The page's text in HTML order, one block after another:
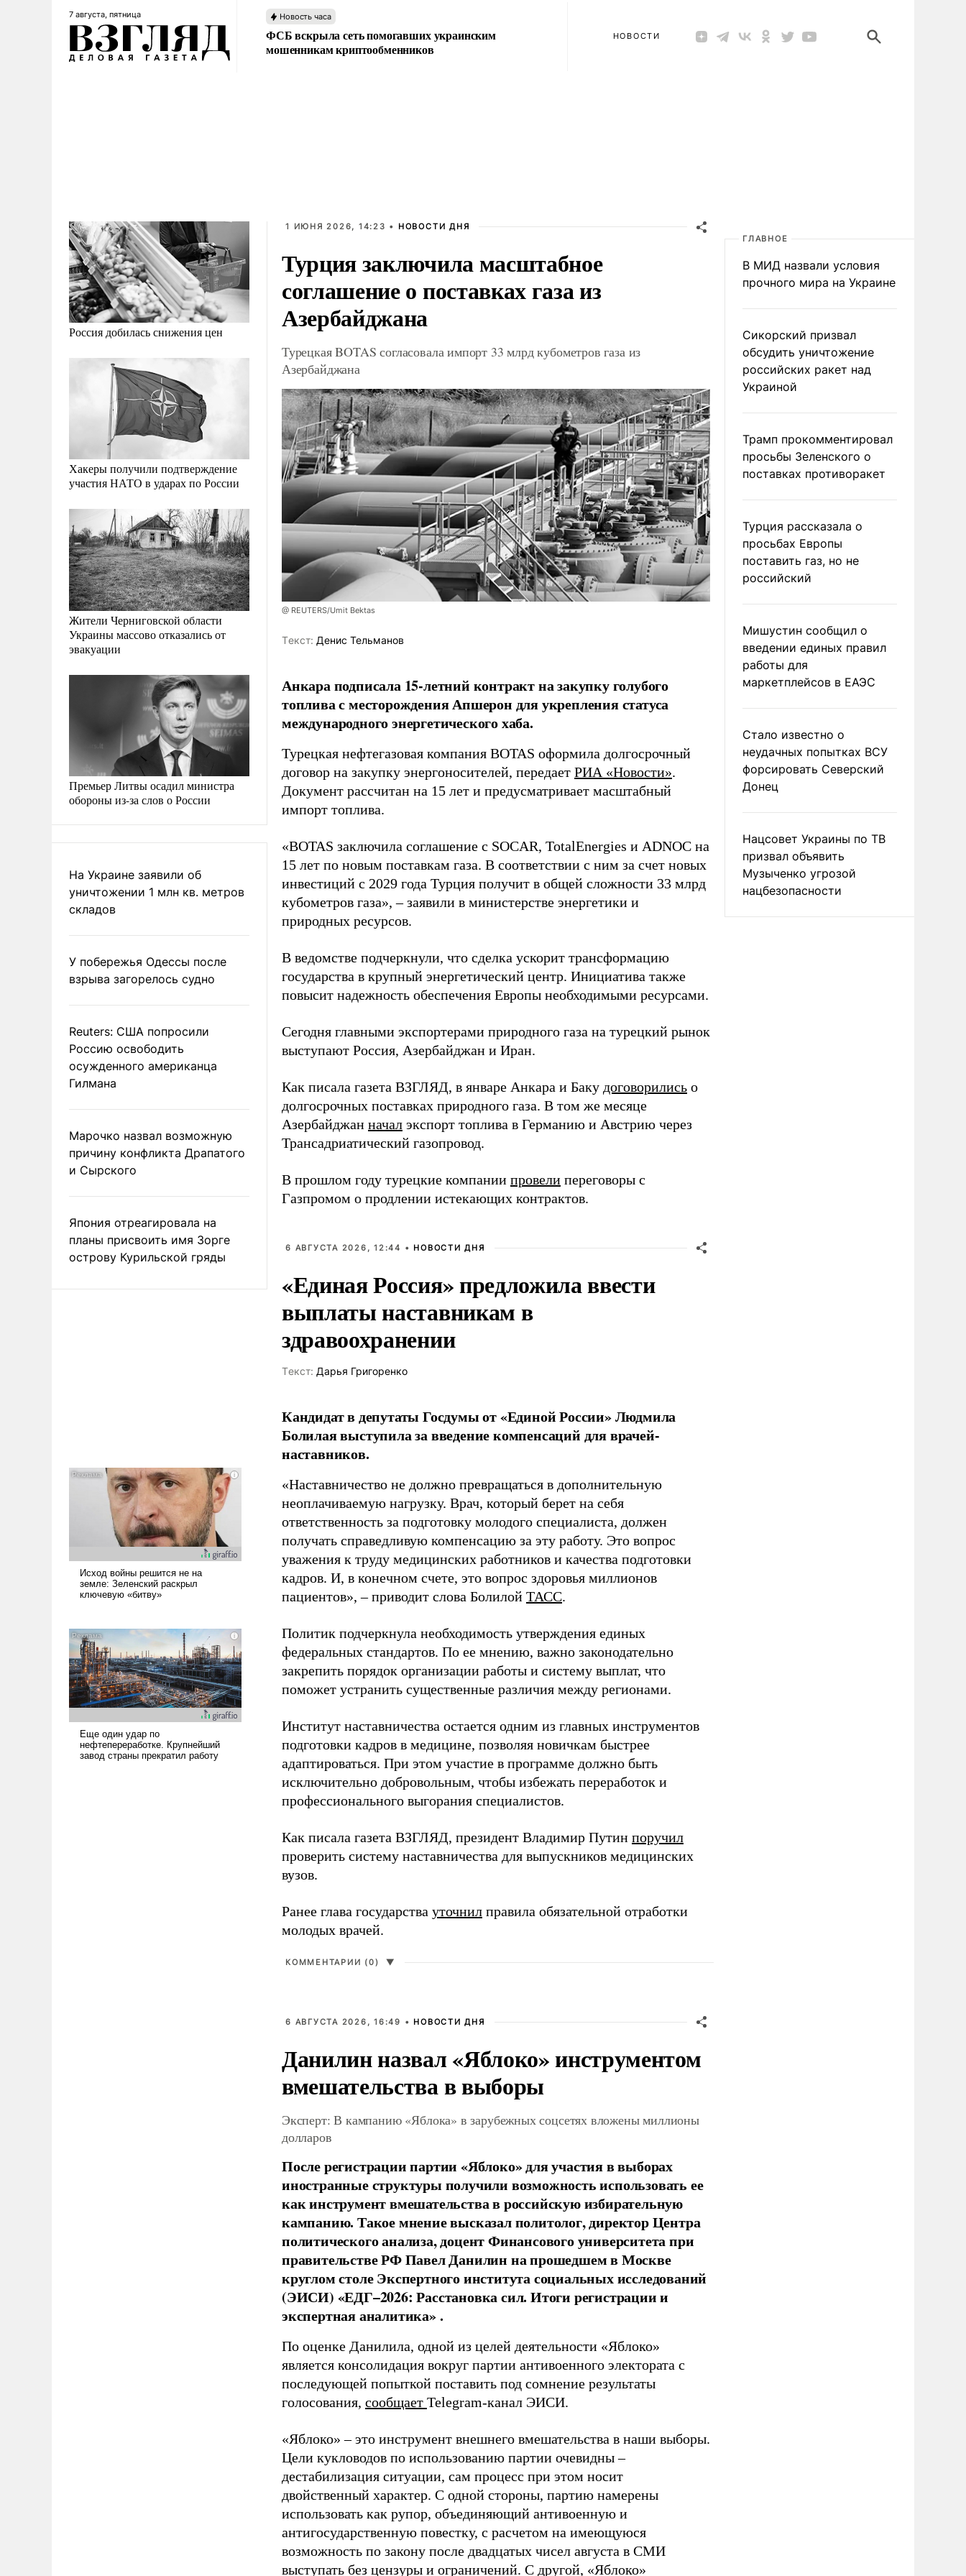
7 августа, пятница Новость часа
ФСБ вскрыла сеть помогавших украинским
мошенникам криптообменников
НОВОСТИ
Россия добилась снижения цен
Хакеры получили подтверждение
участия НАТО в ударах по России
Жители Черниговской области
Украины массово отказались от
эвакуации
Премьер Литвы осадил министра
обороны из-за слов о России
На Украине заявили об
уничтожении 1 млн кв. метров
складов
У побережья Одессы после
взрыва загорелось судно
Reuters: США попросили
Россию освободить
осужденного американца
Гилмана
Марочко назвал возможную
причину конфликта Драпатого
и Сырского
Япония отреагировала на
планы присвоить имя Зорге
острову Курильской гряды
1 ИЮНЯ 2026, 14:23 • НОВОСТИ ДНЯ
Турция заключила масштабное
соглашение о поставках газа из
Азербайджана
Турецкая BOTAS согласовала импорт 33 млрд кубометров газа из
Азербайджана
@ REUTERS/Umit Bektas
Tекст: Денис Тельманов
Анкара подписала 15-летний контракт на закупку голубого
топлива с месторождения Апшерон для укрепления статуса
международного энергетического хаба.
Турецкая нефтегазовая компания BOTAS оформила долгосрочный
договор на закупку энергоносителей, передает РИА «Новости».
Документ рассчитан на 15 лет и предусматривает масштабный
импорт топлива.
«BOTAS заключила соглашение с SOCAR, TotalEnergies и ADNOC на
15 лет по новым поставкам газа. В соответствии с ним за счет новых
инвестиций с 2029 года Турция получит в общей сложности 33 млрд
кубометров газа», – заявили в министерстве энергетики и
природных ресурсов.
В ведомстве подчеркнули, что сделка ускорит трансформацию
государства в крупный энергетический центр. Инициатива также
повысит надежность обеспечения Европы необходимыми ресурсами.
Сегодня главными экспортерами природного газа на турецкий рынок
выступают Россия, Азербайджан и Иран.
Как писала газета ВЗГЛЯД, в январе Анкара и Баку договорились о
долгосрочных поставках природного газа. В том же месяце
Азербайджан начал экспорт топлива в Германию и Австрию через
Трансадриатический газопровод.
В прошлом году турецкие компании провели переговоры с
Газпромом о продлении истекающих контрактов.
6 АВГУСТА 2026, 12:44 • НОВОСТИ ДНЯ
«Единая Россия» предложила ввести
выплаты наставникам в
здравоохранении
Tекст: Дарья Григоренко
Кандидат в депутаты Госдумы от «Единой России» Людмила
Болилая выступила за введение компенсаций для врачей-
наставников.
«Наставничество не должно превращаться в дополнительную
неоплачиваемую нагрузку. Врач, который берет на себя
ответственность за подготовку молодого специалиста, должен
получать справедливую компенсацию за эту работу. Это вопрос
уважения к труду медицинских работников и качества подготовки
кадров. И, в конечном счете, это вопрос здоровья миллионов
пациентов», – приводит слова Болилой ТАСС.
Политик подчеркнула необходимость утверждения единых
федеральных стандартов. По ее мнению, важно законодательно
закрепить порядок организации работы и систему выплат, что
поможет устранить существенные различия между регионами.
Институт наставничества остается одним из главных инструментов
подготовки кадров в медицине, позволяя новичкам быстрее
адаптироваться. При этом участие в программе должно быть
исключительно добровольным, чтобы избежать переработок и
профессионального выгорания специалистов.
Как писала газета ВЗГЛЯД, президент Владимир Путин поручил
проверить систему наставничества для выпускников медицинских
вузов.
Ранее глава государства уточнил правила обязательной отработки
молодых врачей.
КОММЕНТАРИИ (0) ▼
6 АВГУСТА 2026, 16:49 • НОВОСТИ ДНЯ
Данилин назвал «Яблоко» инструментом
вмешательства в выборы
Эксперт: В кампанию «Яблока» в зарубежных соцсетях вложены миллионы
долларов
После регистрации партии «Яблоко» для участия в выборах
иностранные структуры получили возможность использовать ее
как инструмент вмешательства в российскую избирательную
кампанию. Такое мнение высказал политолог, директор Центра
политического анализа, доцент Финансового университета при
правительстве РФ Павел Данилин на прошедшем в Москве
круглом столе Экспертного института социальных исследований
(ЭИСИ) «ЕДГ–2026: Расстановка сил. Итоги регистрации и
экспертная аналитика» .
По оценке Данилила, одной из целей деятельности «Яблоко»
является консолидация вокруг партии антивоенного электората с
последующей попыткой поставить под сомнение результаты
голосования, сообщает Telegram-канал ЭИСИ.
«Яблоко» – это инструмент внешнего вмешательства в наши выборы.
Цели кукловодов по использованию партии очевидны –
дестабилизация ситуации, сам процесс при этом носит
двойственный характер. С одной стороны, партию намерены
использовать как рупор, объединяющий антивоенную и
антигосударственную повестку, с расчетом на имеющуюся
возможность по закону после двадцатых чисел августа в СМИ
выступать без цензуры и ограничений. С другой, «Яблоко»
ГЛАВНОЕ
В МИД назвали условия
прочного мира на Украине
Сикорский призвал
обсудить уничтожение
российских ракет над
Украиной
Трамп прокомментировал
просьбы Зеленского о
поставках противоракет
Турция рассказала о
просьбах Европы
поставить газ, но не
российский
Мишустин сообщил о
введении единых правил
работы для
маркетплейсов в ЕАЭС
Стало известно о
неудачных попытках ВСУ
форсировать Северский
Донец
Нацсовет Украины по ТВ
призвал объявить
Музыченко угрозой
нацбезопасности